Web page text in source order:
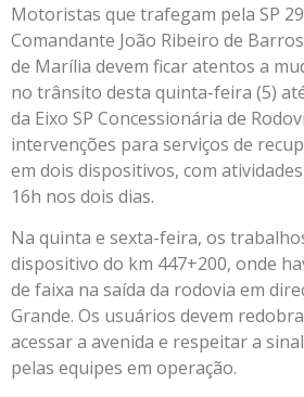
Motoristas que trafegam pela SP
Comandante João Ribeiro de
de Marília devem ficar atentos a
no trânsito desta quinta-feira (5)
da Eixo SP Concessionária de
intervenções para serviços de
em dois dispositivos, com
16h nos dois dias.
Na quinta e sexta-feira, os
dispositivo do km 447+200, onde
de faixa na saída da rodovia em
Grande. Os usuários devem
acessar a avenida e respeitar a
pelas equipes em operação.